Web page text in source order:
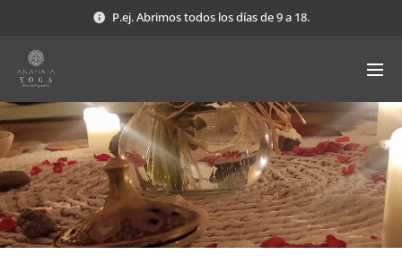
P.ej. Abrimos todos los días de 9 a 18.